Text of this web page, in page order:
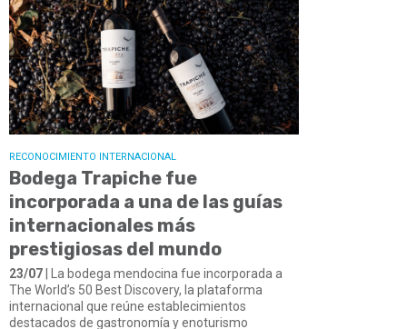
RECONOCIMIENTO INTERNACIONAL
Bodega Trapiche fue
incorporada a una de las guías
internacionales más
prestigiosas del mundo
23/07 | La bodega mendocina fue incorporada a
The World’s 50 Best Discovery, la plataforma
internacional que reúne establecimientos
destacados de gastronomía y enoturismo